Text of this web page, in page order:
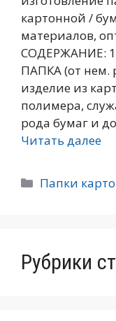
картонной /
материалов,
СОДЕРЖАНИЕ:
ПАПКА (от нем.
изделие из
полимера,
рода бумаг и
Читать далее
Рубрики
Папки
Рубрики